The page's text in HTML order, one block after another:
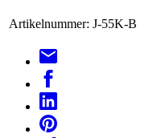
Artikelnummer: J-55K-B